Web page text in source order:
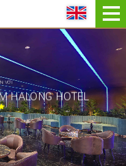
VỚI
HALONG HOTEL